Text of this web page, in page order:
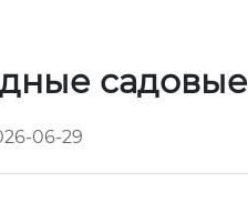
06-29